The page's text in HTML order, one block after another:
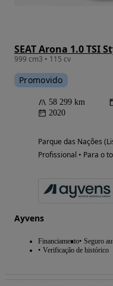
SEAT Arona 1.0 TSI
999 cm3 • 115 cv
Promovido
58 299 km
2020
Parque das Nações
Profissional • Para o
Ayvens
Financiamento Seguro
Verificação de histórico